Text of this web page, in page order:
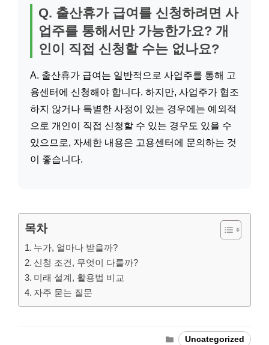
Q. 출산휴가 급여를 신청하려면 사
업주를 통해서만 가능한가요? 개
인이 직접 신청할 수는 없나요?
A. 출산휴가 급여는 일반적으로 사업주를 통해 고
용센터에 신청해야 합니다. 하지만, 사업주가 협조
하지 않거나 특별한 사정이 있는 경우에는 예외적
으로 개인이 직접 신청할 수 있는 경우도 있을 수
있으므로, 자세한 내용은 고용센터에 문의하는 것
이 좋습니다.
목차
누가, 얼마나 받을까?
신청 조건, 무엇이 다를까?
미래 설계, 활용법 비교
자주 묻는 질문
Categories
Uncategorized